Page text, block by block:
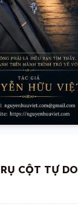
CỘT TỰ DO